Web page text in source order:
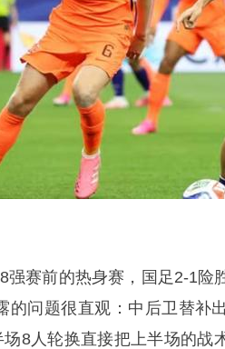
强赛前的热身赛，国足2-1险
的问题很直观：中后卫替补
8人轮换直接把上半场的战